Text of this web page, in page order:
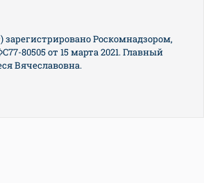
зарегистрировано Роскомнадзором,
80505 от 15 марта 2021. Главный
Вячеславовна.